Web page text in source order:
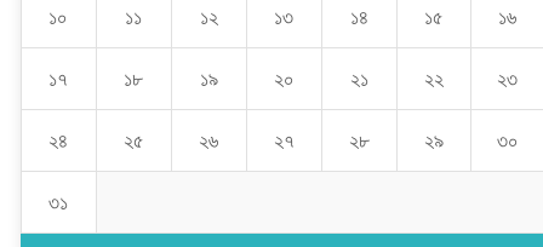
১০ ১১ ১২ ১৩ ১৪ ১৫ ১৬
১৭ ১৮ ১৯ ২০ ২১ ২২ ২৩
২৪ ২৫ ২৬ ২৭ ২৮ ২৯ ৩০
৩১